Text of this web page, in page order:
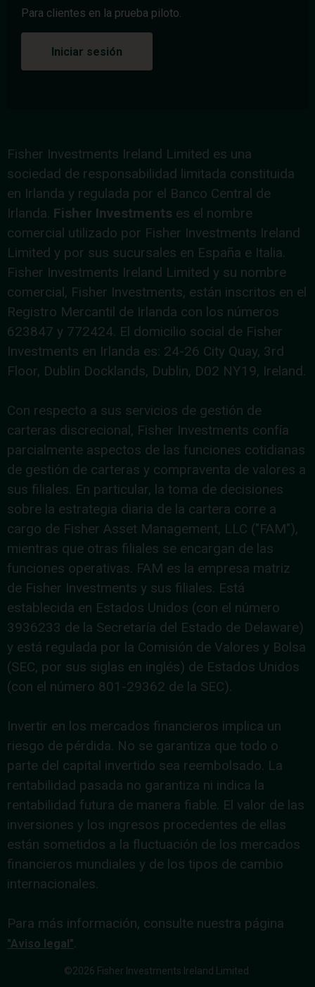
Para clientes en la prueba piloto.
Iniciar sesión
Fisher Investments Ireland Limited es una
sociedad de responsabilidad limitada constituida
en Irlanda y regulada por el Banco Central de
Irlanda. Fisher Investments es el nombre
comercial utilizado por Fisher Investments Ireland
Limited y por sus sucursales en España e Italia.
Fisher Investments Ireland Limited y su nombre
comercial, Fisher Investments, están inscritos en el
Registro Mercantil de Irlanda con los números
623847 y 772424. El domicilio social de Fisher
Investments en Irlanda es: 24-26 City Quay, 3rd
Floor, Dublin Docklands, Dublin, D02 NY19, Ireland.
Con respecto a sus servicios de gestión de
carteras discrecional, Fisher Investments confía
parcialmente aspectos de las funciones cotidianas
de gestión de carteras y compraventa de valores a
sus filiales. En particular, la toma de decisiones
sobre la estrategia diaria de la cartera corre a
cargo de Fisher Asset Management, LLC ("FAM"),
mientras que otras filiales se encargan de las
funciones operativas. FAM es la empresa matriz
de Fisher Investments y sus filiales. Está
establecida en Estados Unidos (con el número
3936233 de la Secretaría del Estado de Delaware)
y está regulada por la Comisión de Valores y Bolsa
(SEC, por sus siglas en inglés) de Estados Unidos
(con el número 801-29362 de la SEC).
Invertir en los mercados financieros implica un
riesgo de pérdida. No se garantiza que todo o
parte del capital invertido sea reembolsado. La
rentabilidad pasada no garantiza ni indica la
rentabilidad futura de manera fiable. El valor de las
inversiones y los ingresos procedentes de ellas
están sometidos a la fluctuación de los mercados
financieros mundiales y de los tipos de cambio
internacionales.
Para más información, consulte nuestra página
"Aviso legal".
©2026 Fisher Investments Ireland Limited.